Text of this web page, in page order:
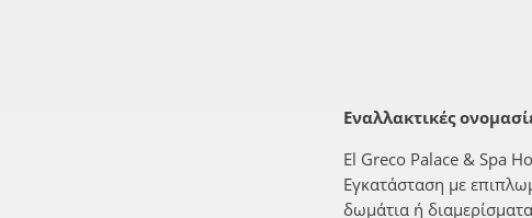
Εναλλακτικές
El Greco Palace & Spa
Εγκατάσταση με
δωμάτια ή